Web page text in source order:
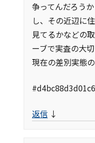
争ってんだろう
し、その近辺に
見てるかなどの
ーブで実査の大
現在の差別実態
返信 ↓